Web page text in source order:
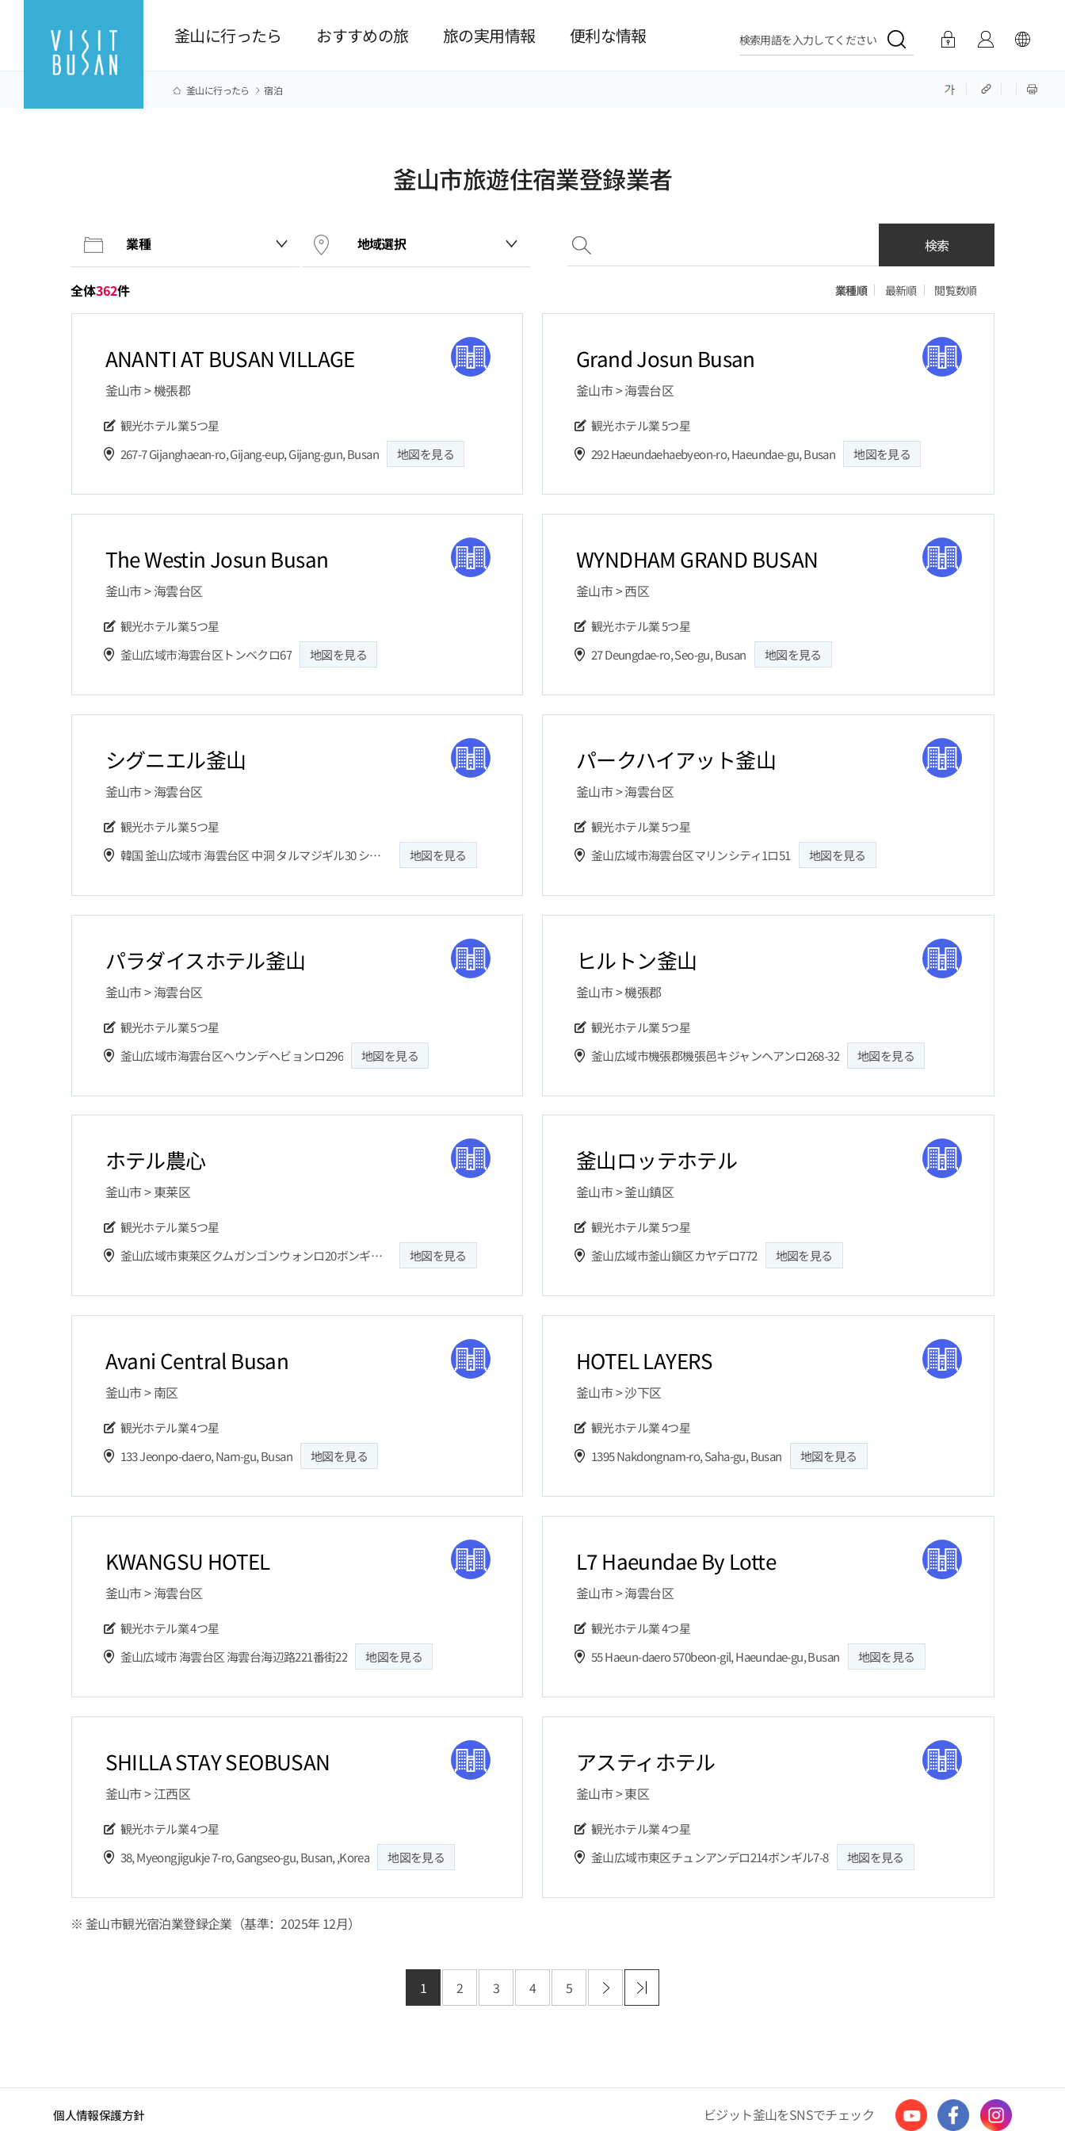
釜山に行ったら おすすめの旅 旅の実用情報 便利な情報 検索用語を入力してください
釜山に行ったら 宿泊
釜山市旅遊住宿業登錄業者
検索
全体362件 業種順 最新順 閲覧数順
ANANTI AT BUSAN VILLAGE
釜山市 > 機張郡
観光ホテル業5つ星
267-7 Gijanghaean-ro, Gijang-eup, Gijang-gun, Busan
地図を見る
Grand Josun Busan
釜山市 > 海雲台区
観光ホテル業5つ星
292 Haeundaehaebyeon-ro, Haeundae-gu, Busan
地図を見る
The Westin Josun Busan
釜山市 > 海雲台区
観光ホテル業5つ星
釜山広域市海雲台区トンベクロ67
地図を見る
WYNDHAM GRAND BUSAN
釜山市 > 西区
観光ホテル業5つ星
27 Deungdae-ro, Seo-gu, Busan
地図を見る
シグニエル釜山
釜山市 > 海雲台区
観光ホテル業5つ星
韓国 釜山広域市 海雲台区 中洞 タルマジギル30 シグニエル
地図を見る
パークハイアット釜山
釜山市 > 海雲台区
観光ホテル業5つ星
釜山広域市海雲台区マリンシティ1ロ51
地図を見る
パラダイスホテル釜山
釜山市 > 海雲台区
観光ホテル業5つ星
釜山広域市海雲台区ヘウンデヘビョンロ296
地図を見る
ヒルトン釜山
釜山市 > 機張郡
観光ホテル業5つ星
釜山広域市機張郡機張邑キジャンヘアンロ268-32
地図を見る
ホテル農心
釜山市 > 東莱区
観光ホテル業5つ星
釜山広域市東莱区クムガンゴンウォンロ20ボンギル23
地図を見る
釜山ロッテホテル
釜山市 > 釜山鎮区
観光ホテル業5つ星
釜山広域市釜山鎭区カヤデロ772
地図を見る
Avani Central Busan
釜山市 > 南区
観光ホテル業4つ星
133 Jeonpo-daero, Nam-gu, Busan
地図を見る
HOTEL LAYERS
釜山市 > 沙下区
観光ホテル業4つ星
1395 Nakdongnam-ro, Saha-gu, Busan
地図を見る
KWANGSU HOTEL
釜山市 > 海雲台区
観光ホテル業4つ星
釜山広域市 海雲台区 海雲台海辺路221番街22
地図を見る
L7 Haeundae By Lotte
釜山市 > 海雲台区
観光ホテル業4つ星
55 Haeun-daero 570beon-gil, Haeundae-gu, Busan
地図を見る
SHILLA STAY SEOBUSAN
釜山市 > 江西区
観光ホテル業4つ星
38, Myeongjigukje 7-ro, Gangseo-gu, Busan, ,Korea
地図を見る
アスティホテル
釜山市 > 東区
観光ホテル業4つ星
釜山広域市東区チュンアンデロ214ボンギル7-8
地図を見る
※ 釜山市観光宿泊業登録企業（基準：2025年 12月）
1 2 3 4 5
個人情報保護方針 ビジット釜山をSNSでチェック